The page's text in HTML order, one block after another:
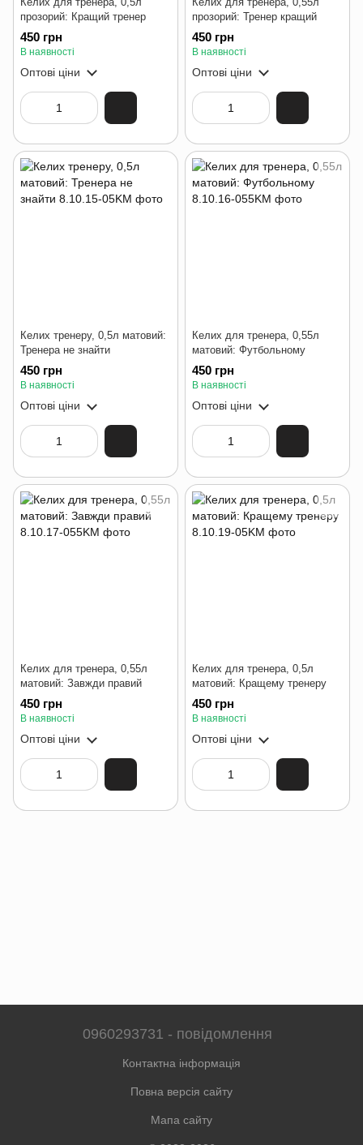
прозорий: Кращий тренер
450 грн
В наявності
Оптові ціни
прозорий: Тренер кращий
450 грн
В наявності
Оптові ціни
Келих тренеру, 0,5л матовий:
Тренера не знайти
450 грн
В наявності
Оптові ціни
Келих для тренера, 0,55л
матовий: Футбольному
450 грн
В наявності
Оптові ціни
Келих для тренера, 0,55л
матовий: Завжди правий
450 грн
В наявності
Оптові ціни
Келих для тренера, 0,5л
матовий: Кращему тренеру
450 грн
В наявності
Оптові ціни
0960293731 - повідомлення
Контактна інформація
Повна версія сайту
Мапа сайту